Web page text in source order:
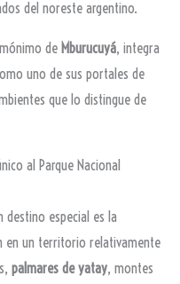
del noreste argentino.
de Mburucuyá, integra
uno de sus portales de
que lo distingue de
al Parque Nacional
destino especial es la
en un territorio relativamente
palmares de yatay, montes